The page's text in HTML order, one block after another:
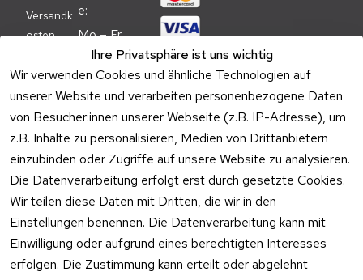
Ihre Privatsphäre ist uns wichtig
Wir verwenden Cookies und ähnliche Technologien auf
unserer Website und verarbeiten personenbezogene Daten
von Besucher:innen unserer Webseite (z.B. IP-Adresse), um
z.B. Inhalte zu personalisieren, Medien von Drittanbietern
einzubinden oder Zugriffe auf unsere Website zu analysieren.
Die Datenverarbeitung erfolgt erst durch gesetzte Cookies.
Wir teilen diese Daten mit Dritten, die wir in den
Einstellungen benennen. Die Datenverarbeitung kann mit
Einwilligung oder aufgrund eines berechtigten Interesses
erfolgen. Die Zustimmung kann erteilt oder abgelehnt
Versandk
osten
nweis
Verpacku
ngshinwei
se
Altgeräte
-
Entsorgu
ng
Vertrag
e:
Mo – Fr
09:00 –
17:00 Uhr
Telefon
Kundenservic
e:
Mo – Fr 11:00
– 15:00 Uhr
Versa
ndpa
rtner